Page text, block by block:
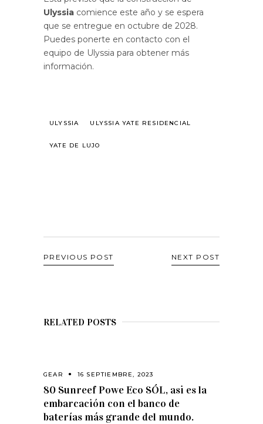
Ulyssia comience este año y se espera
que se entregue en octubre de 2028.
Puedes ponerte en contacto con el
equipo de Ulyssia para obtener más
información.
ULYSSIA ULYSSIA YATE RESIDENCIAL
YATE DE LUJO
PREVIOUS POST NEXT POST
RELATED POSTS
GEAR 16 SEPTIEMBRE, 2023
80 Sunreef Powe Eco SÓL, asi es la
embarcación con el banco de
baterías más grande del mundo.